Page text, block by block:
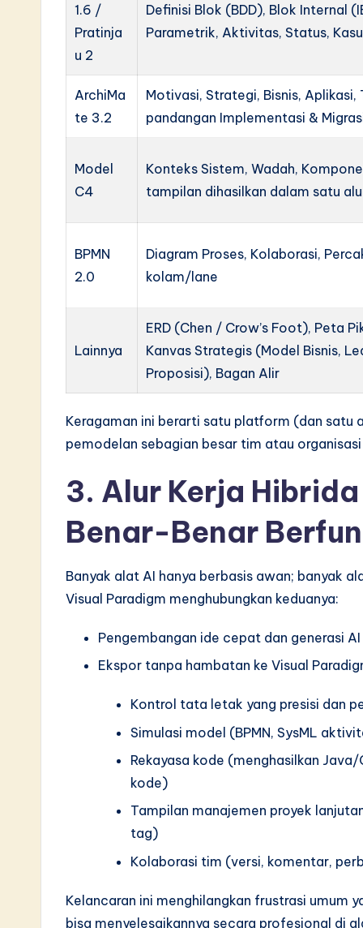
1.6 /
Pratinja
u 2
Definisi Blok (BDD), Blok Internal
Parametrik, Aktivitas, Status,
ArchiMa
te 3.2
Motivasi, Strategi, Bisnis, Aplikasi,
pandangan Implementasi &
Model
C4
Konteks Sistem, Wadah,
tampilan dihasilkan dalam satu
BPMN
2.0
Diagram Proses, Kolaborasi,
kolam/lane
Lainnya
ERD (Chen / Crow’s Foot), Peta
Kanvas Strategis (Model Bisnis,
Proposisi), Bagan Alir
Keragaman ini berarti satu platform (dan satu
pemodelan sebagian besar tim atau
3. Alur Kerja
Benar-Benar
Banyak alat AI hanya berbasis awan; banyak
Visual Paradigm menghubungkan keduanya:
Pengembangan ide cepat dan generasi
Ekspor tanpa hambatan ke Visual
Kontrol tata letak yang presisi dan
Simulasi model (BPMN, SysML
Rekayasa kode (menghasilkan
kode)
Tampilan manajemen proyek
tag)
Kolaborasi tim (versi, komentar,
Kelancaran ini menghilangkan frustrasi umum
bisa menyelesaikannya secara profesional di